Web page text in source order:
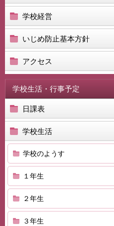
学校経営
いじめ防止基本方針
アクセス
学校生活・行事予定
日課表
学校生活
学校のようす
１年生
２年生
３年生